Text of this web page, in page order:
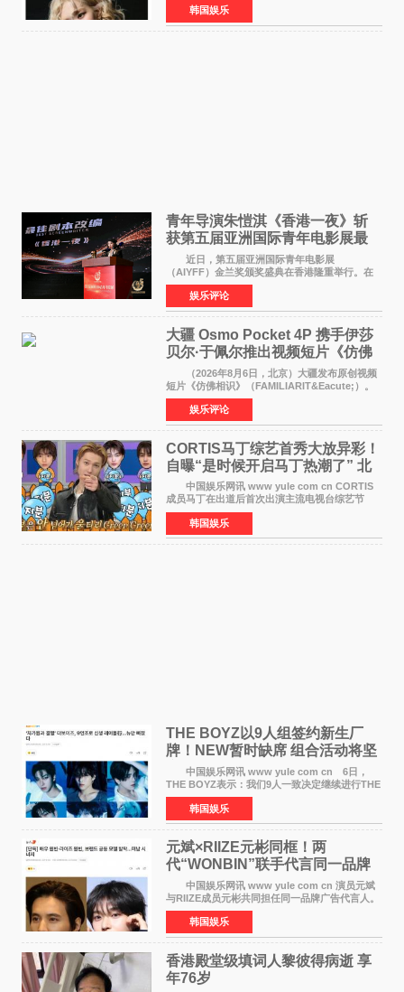
加BLACKPINK出道纪念活动的种种猜测作出正
式回应。 Th
韩国娱乐
青年导演朱愷淇《香港一夜》斩
获第五届亚洲国际青年电影展最
佳剧本改编奖
近日，第五届亚洲国际青年电影展
（AIYFF）金兰奖颁奖盛典在香港隆重举行。在
这场汇聚数百位海内外电影人、文化界人士及媒
体代表的亚洲青年影视盛会上，香港本土电影
《香港一夜》（Dawn in Ho
娱乐评论
大疆 Osmo Pocket 4P 携手伊莎
贝尔·于佩尔推出视频短片《仿佛
相识》
（2026年8月6日，北京）大疆发布原创视频
短片《仿佛相识》（FAMILIARIT&Eacute;）。
视频短片由戛纳国际电影节最佳女演员伊莎贝尔·
于佩尔（Isabelle Huppert）主演，全程使用大
疆首款双主摄口
娱乐评论
CORTIS马丁综艺首秀大放异彩！
自曝“是时候开启马丁热潮了” 北
美巡演火热进行中
中国娱乐网讯 www yule com cn CORTIS
成员马丁在出道后首次出演主流电视台综艺节
目，展现了多才多艺的魅力。 马丁出演了5日
播出的MBC《Radio Star》Fashion与Passion
之间，I&lsquo;m
韩国娱乐
THE BOYZ以9人组签约新生厂
牌！NEW暂时缺席 组合活动将坚
定不移继续
中国娱乐网讯 www yule com cn 6日，
THE BOYZ表示：我们9人一致决定继续进行THE
BOYZ组合活动，并且已经完成了组合团体活动
签约。目前正在新生厂牌下进行活动准备。尚未
离开THE BOYZ原所
韩国娱乐
元斌×RIIZE元彬同框！两
代“WONBIN”联手代言同一品牌
颜值天花板合体
中国娱乐网讯 www yule com cn 演员元斌
与RIIZE成员元彬共同担任同一品牌广告代言人。
6日据独家报道，继演员元斌之后，RIIZE元彬最
近也被选为某在线中介平台A公司的共同广告代言
人，两人将作
韩国娱乐
香港殿堂级填词人黎彼得病逝 享
年76岁​